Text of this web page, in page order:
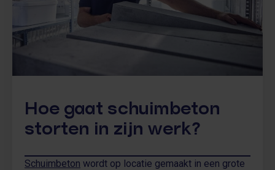
Hoe gaat schuimbeton
storten in zijn werk?
Schuimbeton wordt op locatie gemaakt in een grote